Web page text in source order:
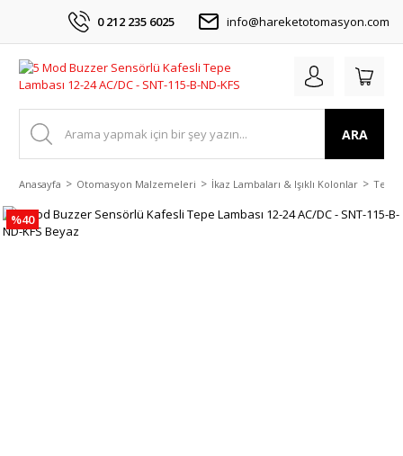
0 212 235 6025 info@hareketotomasyon.com
ARA
Anasayfa Otomasyon Malzemeleri İkaz Lambaları & Işıklı Kolonlar Tepe
%40